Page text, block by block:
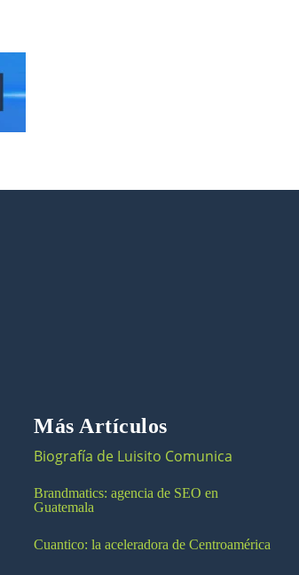
Más Artículos
Biografía de Luisito Comunica
Brandmatics: agencia de SEO en
Guatemala
Cuantico: la aceleradora de Centroamérica